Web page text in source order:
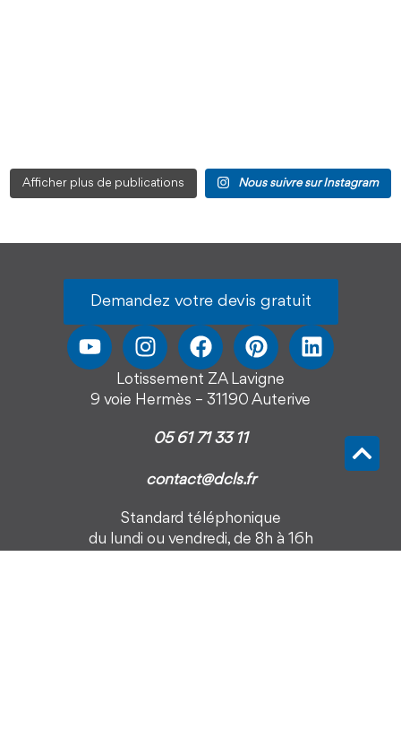
Afficher plus de publications Nous suivre sur Instagram
Demandez votre devis gratuit
Lotissement ZA Lavigne
9 voie Hermès – 31190 Auterive
05 61 71 33 11
contact@dcls.fr
Standard téléphonique
du lundi ou vendredi, de 8h à 16h